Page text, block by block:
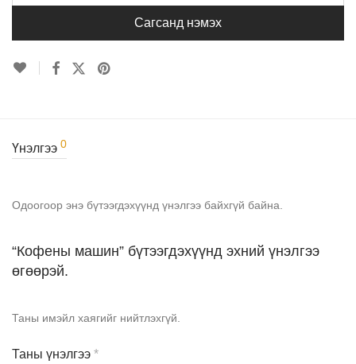
Сагсанд нэмэх
Үнэлгээ 0
Одоогоор энэ бүтээгдэхүүнд үнэлгээ байхгүй байна.
“Кофены машин” бүтээгдэхүүнд эхний үнэлгээ
өгөөрэй.
Таны имэйл хаягийг нийтлэхгүй.
Таны үнэлгээ *